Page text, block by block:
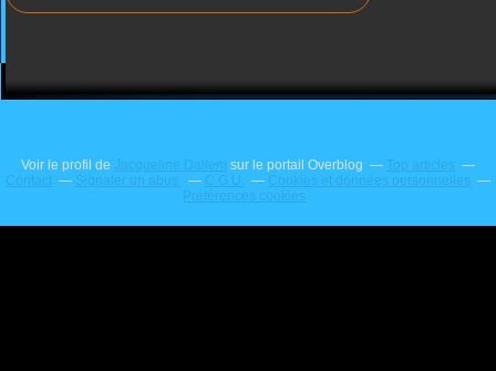
Voir le profil de Jacqueline Dallem sur le portail Overblog
Top articles
Contact
Signaler un abus C.G.U.
Cookies et données personnelles
Préférences cookies